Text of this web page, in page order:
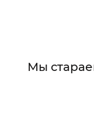
Мы